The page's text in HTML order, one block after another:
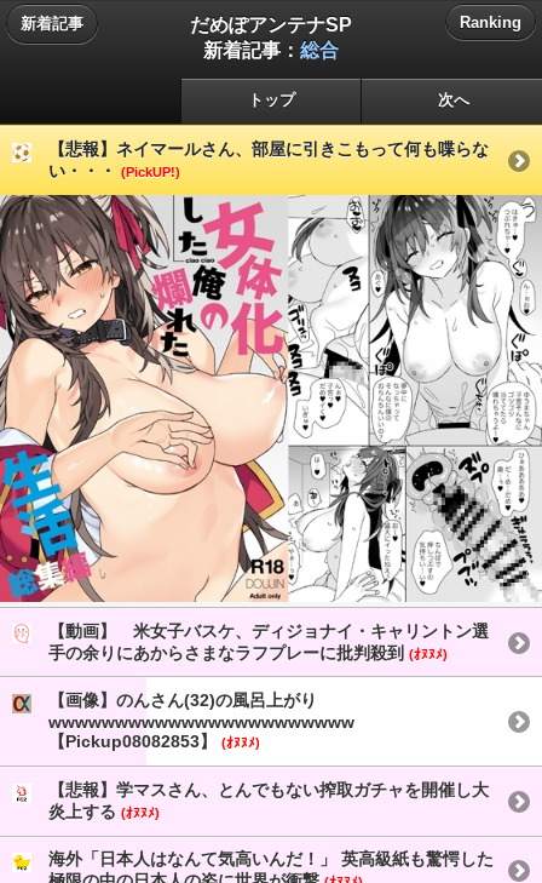
新着記事
だめぽアンテナSP
新着記事： 総合
Ranking
トップ 次へ
【悲報】ネイマールさん、部屋に引きこもって何も喋らな
い・・・
(PickUP!)
【動画】 米女子バスケ、ディジョナイ・キャリントン選
手の余りにあからさまなラフプレーに批判殺到 (ｵﾇﾇﾒ)
【画像】のんさん(32)の風呂上がり
wwwwwwwwwwwwwwwwwwwwwww
【Pickup08082853】
(ｵﾇﾇﾒ)
【悲報】学マスさん、とんでもない搾取ガチャを開催し大
炎上する (ｵﾇﾇﾒ)
海外「日本人はなんて気高いんだ！」 英高級紙も驚愕した